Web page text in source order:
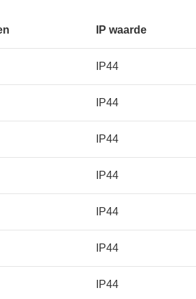
IP waarde
IP44
IP44
IP44
IP44
IP44
IP44
IP44